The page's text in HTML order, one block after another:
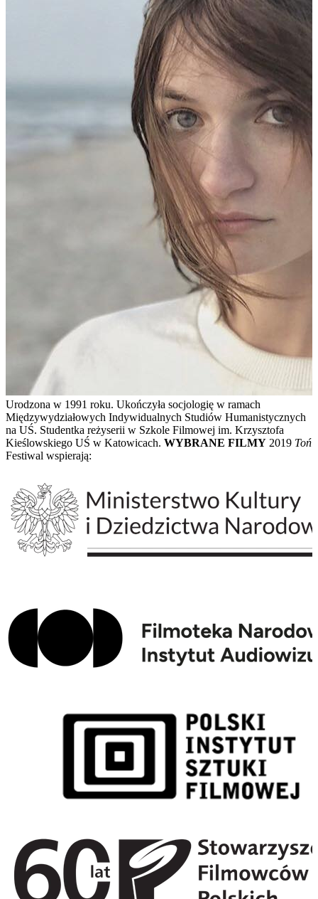
Urodzona w 1991 roku. Ukończyła socjologię w ramach
Międzywydziałowych Indywidualnych Studiów Humanistycznych
na UŚ. Studentka reżyserii w Szkole Filmowej im. Krzysztofa
Kieślowskiego UŚ w Katowicach. WYBRANE FILMY 2019 Toń
Festiwal wspierają: